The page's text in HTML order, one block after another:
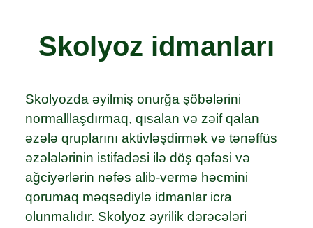
Skolyoz idmanları
Skolyozda əyilmiş onurğa şöbələrini
normalllaşdırmaq, qısalan və zəif qalan
əzələ qruplarını aktivləşdirmək və tənəffüs
əzələlərinin istifadəsi ilə döş qəfəsi və
ağciyərlərin nəfəs alib-vermə həcmini
qorumaq məqsədiylə idmanlar icra
olunmalıdır. Skolyoz əyrilik dərəcələri